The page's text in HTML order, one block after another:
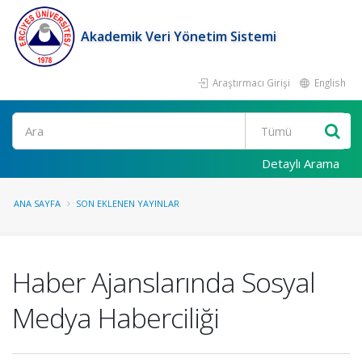
Akademik Veri Yönetim Sistemi
Araştırmacı Girişi English
Ara
Detaylı Arama
ANA SAYFA SON EKLENEN YAYINLAR
Haber Ajanslarında Sosyal
Medya Haberciliği